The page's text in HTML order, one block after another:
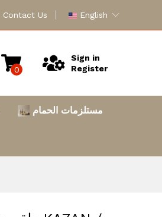
Contact Us English
0
Sign in
Register
مستلزمات الحمام